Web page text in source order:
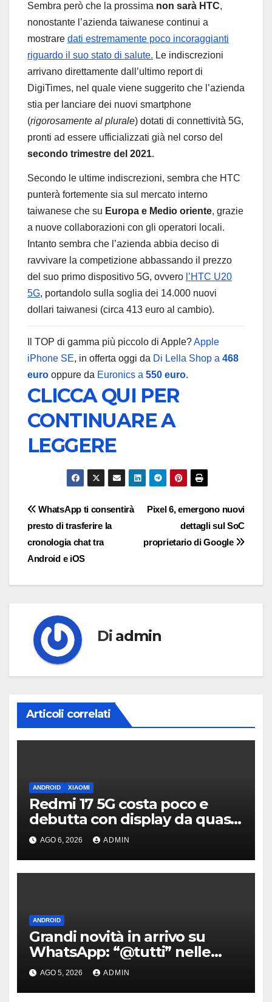
Sembra però che la prossima non sarà HTC,
nonostante l’azienda taiwanese continui a
mostrare dati estremamente poco incoraggianti
riguardo il suo stato di salute. Le indiscrezioni
arrivano direttamente dall’ultimo report di
DigiTimes, nel quale viene suggerito che l’azienda
stia per lanciare dei nuovi smartphone
(rigorosamente al plurale) dotati di connettività 5G,
pronti ad essere ufficializzati già nel corso del
secondo trimestre del 2021.
Secondo le ultime indiscrezioni, sembra che HTC
punterà fortemente sia sul mercato interno
taiwanese che su Europa e Medio oriente, grazie
a nuove collaborazioni con gli operatori locali.
Intanto sembra che l’azienda abbia deciso di
ravvivare la competizione abbassando il prezzo
del suo primo dispositivo 5G, ovvero l’HTC U20
5G, portandolo sulla soglia dei 14.000 nuovi
dollari taiwanesi (circa 413 euro al cambio).
Il TOP di gamma più piccolo di Apple?Apple
iPhone SE, in offerta oggi da Di Lella Shop a 468
euro oppure da Euronics a 550 euro.
CLICCA QUI PER
CONTINUARE A
LEGGERE
Navigazione
articoli
Pixel 6, emergono nuovi
dettagli sul SoC
proprietario di Google
WhatsApp ti consentirà
presto di trasferire la
cronologia chat tra
Android e iOS
Di admin
Articoli correlati
ANDROID XIAOMI
Redmi 17 5G costa poco e
debutta con display da quasi
7 pollici e batteria enorme
AGO 6, 2026 ADMIN
ANDROID
Grandi novità in arrivo su
WhatsApp: “@tutti” nelle
chat di gruppo e non solo
AGO 5, 2026 ADMIN